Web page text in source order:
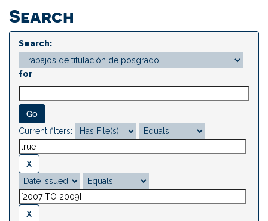
Search
Search:
for
Current filters: